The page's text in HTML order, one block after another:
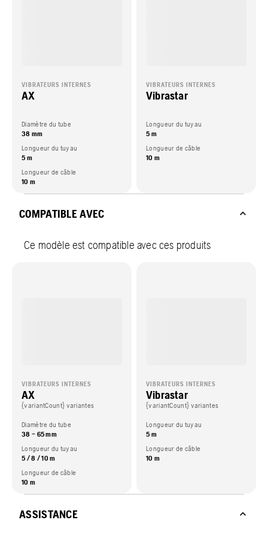
VIBRATEURS INTERNES
AX
Diamètre du tube
38 mm
Longueur du tuyau
5 m
Longueur de câble
10 m
VIBRATEURS INTERNES
Vibrastar
Longueur du tuyau
5 m
Longueur de câble
10 m
COMPATIBLE AVEC
Ce modèle est compatible avec ces produits
VIBRATEURS INTERNES
AX
{variantCount} variantes
Diamètre du tube
38 – 65 mm
Longueur du tuyau
5 / 8 / 10 m
Longueur de câble
10 m
VIBRATEURS INTERNES
Vibrastar
{variantCount} variantes
Longueur du tuyau
5 m
Longueur de câble
10 m
ASSISTANCE